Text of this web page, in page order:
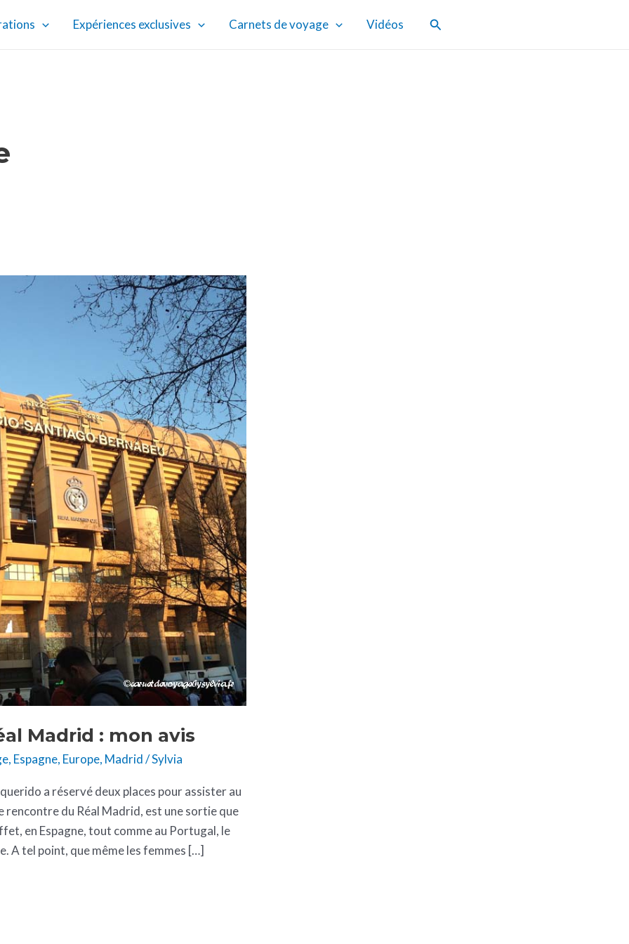
Expériences exclusives Carnets de voyage Vidéos Rechercher
Madrid : mon avis
, Espagne, Europe, Madrid/Sylvia
a réservé deux places pour assister au
rencontre du Réal Madrid, est une sortie que
en Espagne, tout comme au Portugal, le
A tel point, que même les femmes […]